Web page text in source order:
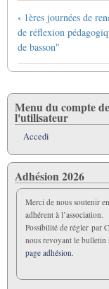
Link
di
attraversamento
del
book
per
2èmes
journées
‹ 1ères journées de
de réflexion
de basson"
Menu du compte de
l'utilisateur
Accedi
Adhésion 2026
Merci de nous soutenir en
adhérent à l’association.
Possibilité de régler par
nous revoyant le bulletin
page adhésion.